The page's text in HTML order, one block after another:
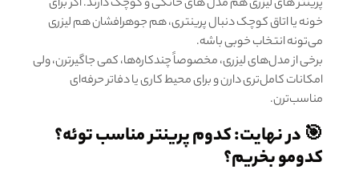
پرینتر های لیزری هم مدل های خانگی و کوچک دارند. اگر برای
خونه یا اتاق کوچک دنبال پرینتری، هم جوهرافشان هم لیزری
می‌تونه انتخاب خوبی باشه.
برخی از مدل‌های لیزری، مخصوصاً چندکاره‌ها، کمی جاگیرترن، ولی
امکانات کامل‌تری دارن و برای محیط کاری یا دفاتر حرفه‌ای
مناسب‌ترن.
🎯 در نهایت: کدوم پرینتر مناسب توئه؟
کدومو بخریم؟